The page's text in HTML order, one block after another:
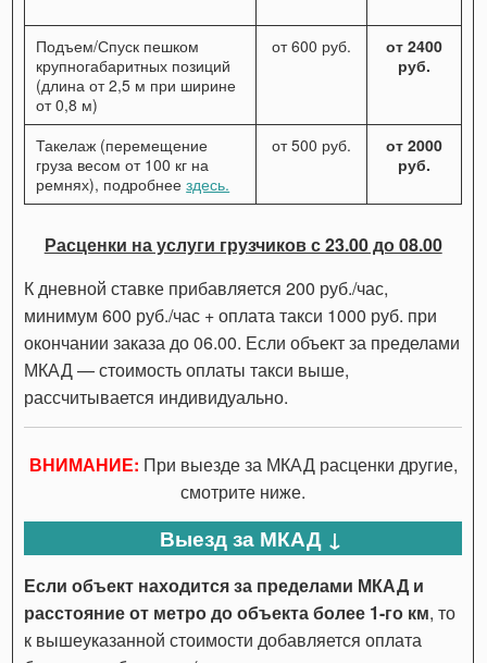
Подъем/Спуск пешком
крупногабаритных позиций
(длина от 2,5 м при ширине
от 0,8 м)
от 600 руб.
от 2400
руб.
Такелаж (перемещение
груза весом от 100 кг на
ремнях), подробнеездесь.
от 500 руб.
от 2000
руб.
Расценки на услуги грузчиков с 23.00 до 08.00
К дневной ставке прибавляется 200 руб./час,
минимум 600 руб./час + оплата такси 1000 руб. при
окончании заказа до 06.00. Если объект за пределами
МКАД — стоимость оплаты такси выше,
рассчитывается индивидуально.
ВНИМАНИЕ: При выезде за МКАД расценки другие,
смотрите ниже.
Выезд за МКАД ↓
Если объект находится за пределами МКАД и
расстояние от метро до объекта более 1-го км, то
к вышеуказанной стоимости добавляется оплата